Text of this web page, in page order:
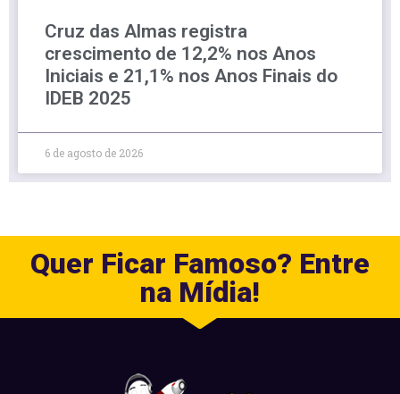
Cruz das Almas registra
crescimento de 12,2% nos Anos
Iniciais e 21,1% nos Anos Finais do
IDEB 2025
6 de agosto de 2026
Quer Ficar Famoso? Entre
na Mídia!